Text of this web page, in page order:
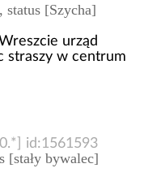
status [Szycha]
urząd
straszy w centrum
id:1561593
[stały bywalec]